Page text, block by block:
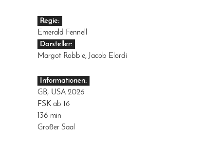
Regie:
Emerald Fennell
Darsteller:
Margot Robbie, Jacob Elordi
Informationen:
GB, USA 2026
FSK ab 16
136 min
Großer Saal